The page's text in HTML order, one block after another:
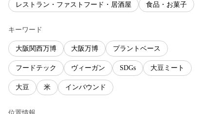
レストラン・ファストフード・居酒屋 食品・お菓子
キーワード
大阪関西万博 大阪万博 プラントベース
フードテック ヴィーガン SDGs 大豆ミート
大豆 米 インバウンド